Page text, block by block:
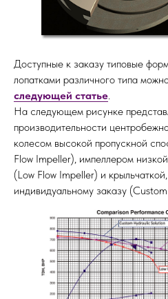
Доступные к заказу типовые
лопатками различного типа
следующей статье.
На следующем рисунке
производительности
колесом высокой пропускной
Flow Impeller), импеллером
(Low Flow Impeller) и
индивидуальному заказу